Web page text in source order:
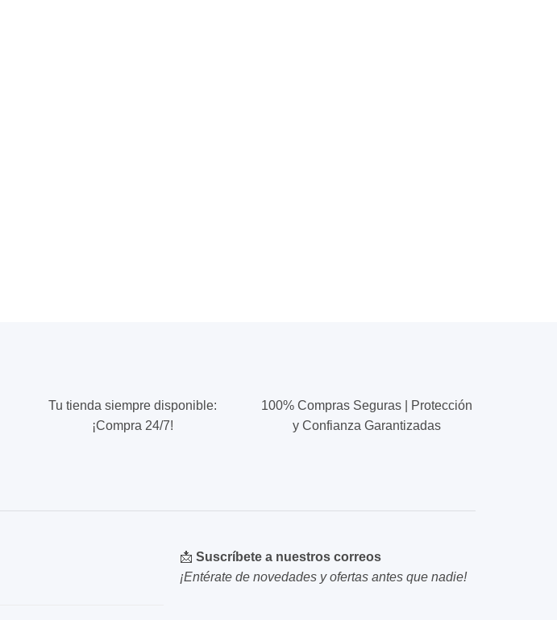
Tu tienda siempre disponible:
¡Compra 24/7!
100% Compras Seguras | Protección
y Confianza Garantizadas
📩 Suscríbete a nuestros correos
¡Entérate de novedades y ofertas antes que nadie!